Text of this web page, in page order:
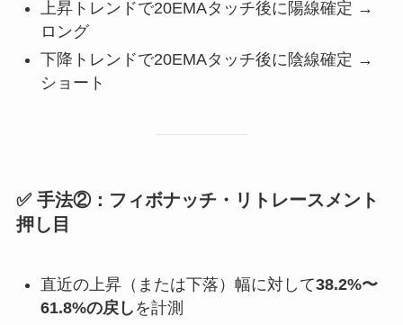
上昇トレンドで20EMAタッチ後に陽線確定 →
ロング
下降トレンドで20EMAタッチ後に陰線確定 →
ショート
✅ 手法②：フィボナッチ・リトレースメント
押し目
直近の上昇（または下落）幅に対して38.2%〜
61.8%の戻し を計測